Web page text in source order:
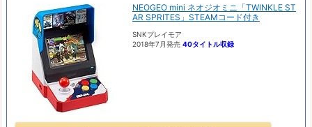
NEOGEO mini ネオジオミニ「TWINKLE ST
AR SPRITES」STEAMコード付き
SNKプレイモア
2018年7月発売 40タイトル収録